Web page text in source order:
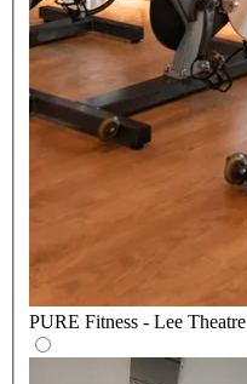
PURE Fitness - Lee Theatre